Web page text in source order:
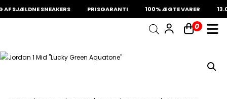
SJÆLDNE SNEAKERS PRISGARANTI 100% ÆGTE VARER
0